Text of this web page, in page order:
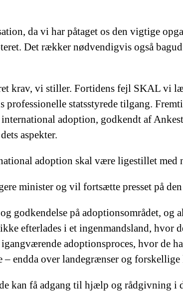
da vi har påtaget os den vigtige
Det rækker nødvendigvis også
krav, vi stiller. Fortidens fejl SKAL vi
statsstyrede tilgang.
adoption, godkendt af
aspekter.
adoption skal være ligestillet med
minister og vil fortsætte presset på
godkendelse på adoptionsområdet, og
efterlades i et ingenmandsland, hvor
adoptionsproces, hvor de
endda over landegrænser og
kan få adgang til hjælp og rådgivning